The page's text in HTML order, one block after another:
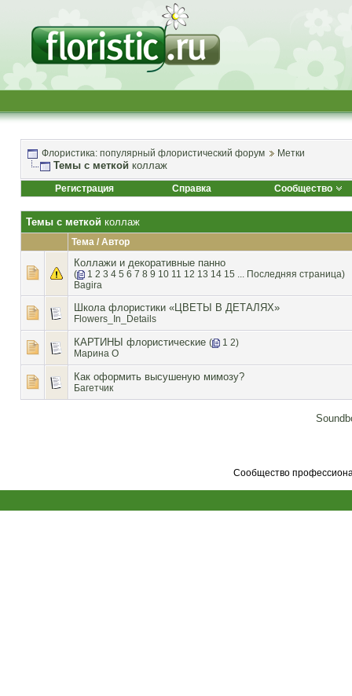
Флористика: популярный флористический форум Метки
Темы с меткой коллаж
Регистрация Справка Сообщество
Темы с меткой коллаж
Тема / Автор
Коллажи и декоративные панно
( 1 2 3 4 5 6 7 8 9 10 11 12 13 14 15 ... Последняя страница)
Bagira
Школа флористики «ЦВЕТЫ В ДЕТАЛЯХ»
Flowers_In_Details
КАРТИНЫ флористические ( 1 2)
Марина О
Как оформить высушеную мимозу?
Багетчик
Сообщество